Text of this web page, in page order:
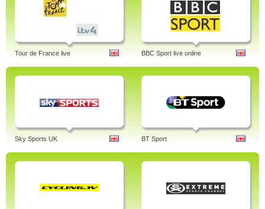
Tour de France live BBC Sport live online
Sky Sports UK BT Sport